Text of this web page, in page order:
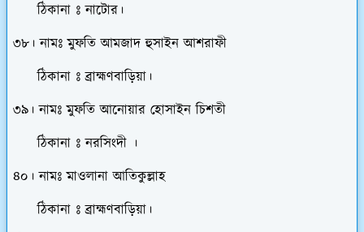
ঠিকানা ঃ নাটোর।
৩৮। নামঃ মুফতি আমজাদ হুসাইন আশরাফী
ঠিকানা ঃ ব্রাহ্মণবাড়িয়া।
৩৯। নামঃ মুফতি আনোয়ার হোসাইন চিশতী
ঠিকানা ঃ নরসিংদী ।
৪০। নামঃ মাওলানা আতিকুল্লাহ
ঠিকানা ঃ ব্রাহ্মণবাড়িয়া।